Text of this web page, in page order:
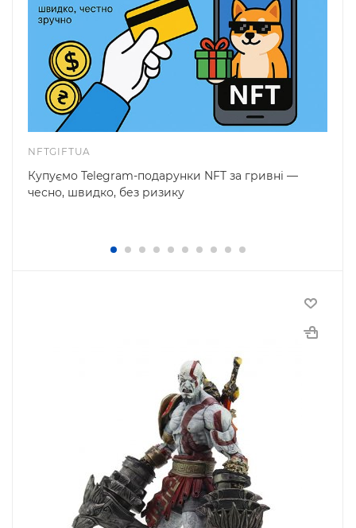
NFTGIFTUA
Купуємо Telegram-подарунки NFT за гривні —
чесно, швидко, без ризику